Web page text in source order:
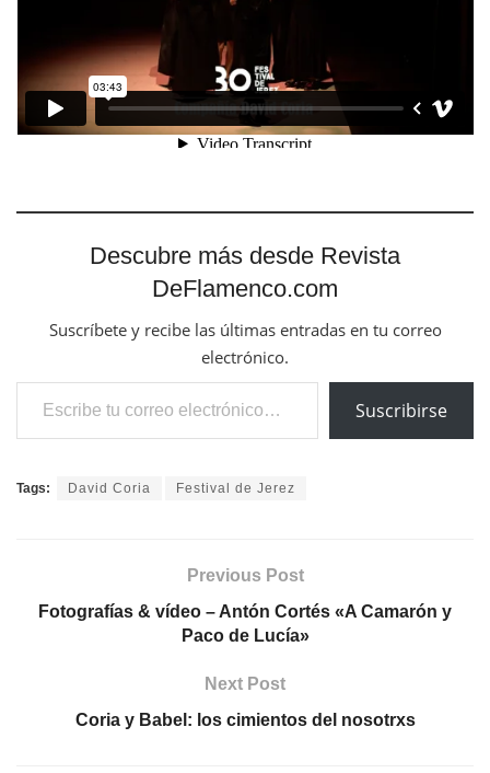
Descubre más desde Revista
DeFlamenco.com
Suscríbete y recibe las últimas entradas en tu correo
electrónico.
Escribe tu correo electrónico…
Suscribirse
Tags: David Coria Festival de Jerez
Previous Post
Fotografías & vídeo – Antón Cortés «A Camarón y
Paco de Lucía»
Next Post
Coria y Babel: los cimientos del nosotrxs